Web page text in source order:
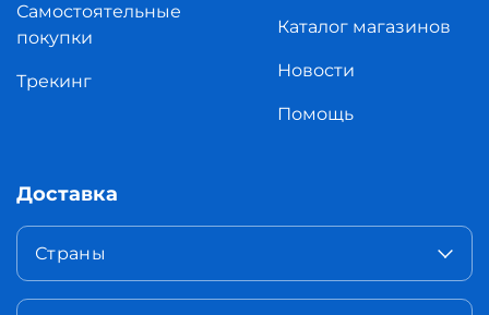
Самостоятельные
покупки
Трекинг
Каталог магазинов
Новости
Помощь
Доставка
Страны